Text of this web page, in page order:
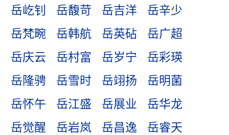
岳屹钊
岳馥苛 岳吉洋
岳辛少
岳梵畹
岳韩航 岳英砧
岳广超
岳庆云
岳村富 岳岁宁
岳彩瑛
岳隆骋
岳雪时 岳翊扬
岳明菌
岳怀午
岳江盛 岳展业
岳华龙
岳觉醒
岳岩岚 岳昌逸
岳睿天